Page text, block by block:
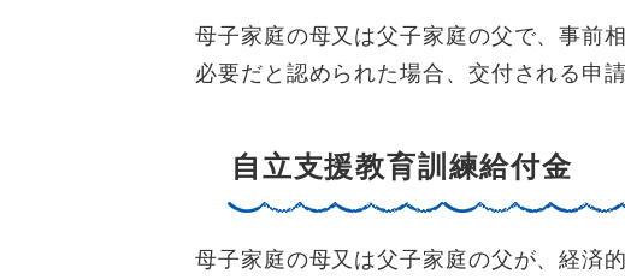
母子家庭の母又は父子家庭の父で、事前
必要だと認められた場合、交付される申
自立支援教育訓練給付金
母子家庭の母又は父子家庭の父が、経済